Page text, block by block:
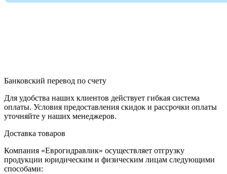
Банковский перевод по счету
Для удобства наших клиентов действует гибкая система
оплаты. Условия предоставления скидок и рассрочки оплаты
уточняйте у наших менеджеров.
Доставка товаров
Компания «Еврогидравлик» осуществляет отгрузку
продукции юридическим и физическим лицам следующими
способами: